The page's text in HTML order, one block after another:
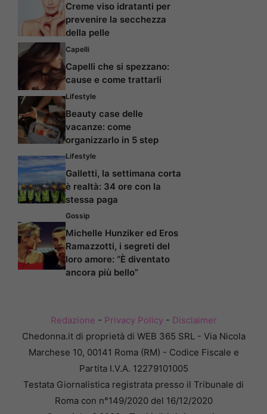
Creme viso idratanti per
prevenire la secchezza
della pelle
Capelli
Capelli che si spezzano:
cause e come trattarli
Lifestyle
Beauty case delle
vacanze: come
organizzarlo in 5 step
Lifestyle
Galletti, la settimana corta
è realtà: 34 ore con la
stessa paga
Gossip
Michelle Hunziker ed Eros
Ramazzotti, i segreti del
loro amore: “È diventato
ancora più bello”
Redazione - Privacy Policy- Disclaimer
Chedonna.it di proprietà di WEB 365 SRL - Via Nicola
Marchese 10, 00141 Roma (RM) - Codice Fiscale e
Partita I.V.A. 12279101005
Testata Giornalistica registrata presso il Tribunale di
Roma con n°149/2020 del 16/12/2020